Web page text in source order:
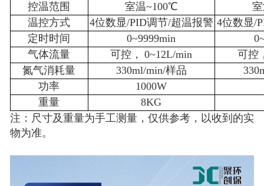
控温范围
室温~100℃
温控方式
4位数显/PID调节/超温报警 4位数显/
定时时间
0~9999min
气体流量
可控， 0~12L/min
可控
氮气消耗量
330ml/min/样品
功率
1000W
重量
8KG
注：尺寸及重量为手工测量，仅供参考，以收到的实
物为准。